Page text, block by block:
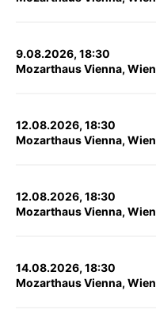
9.08.2026, 18:30
Mozarthaus Vienna, Wien
12.08.2026, 18:30
Mozarthaus Vienna, Wien
12.08.2026, 18:30
Mozarthaus Vienna, Wien
14.08.2026, 18:30
Mozarthaus Vienna, Wien